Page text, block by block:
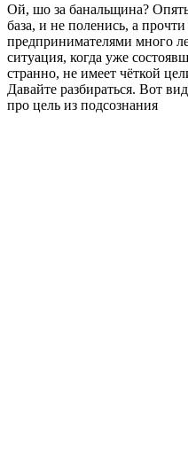
Ой, шо за банальщина?
база, и не поленись, а
предпринимателями много
ситуация, когда уже
странно, не имеет чёткой
Давайте разбираться. Вот
про цель из подсознания